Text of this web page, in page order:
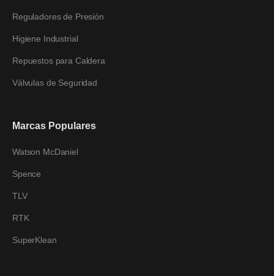
Reguladores de Presión
Higiene Industrial
Repuestos para Caldera
Válvulas de Seguridad
Marcas Populares
Watson McDaniel
Spence
TLV
RTK
SuperKlean